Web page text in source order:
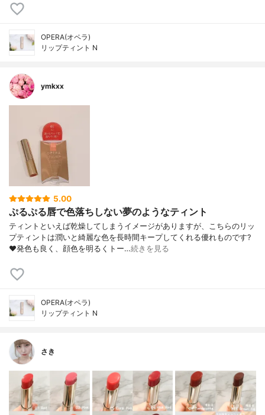
OPERA(オペラ)
リップティント N
ymkxx
5.00
ぷるぷる唇で色落ちしない夢のようなティント
ティントといえば乾燥してしまうイメージがありますが、こちらのリッ
プティントは潤いと綺麗な色を長時間キープしてくれる優れものです?
❤️発色も良く、顔色を明るくトー…続きを見る
OPERA(オペラ)
リップティント N
さき